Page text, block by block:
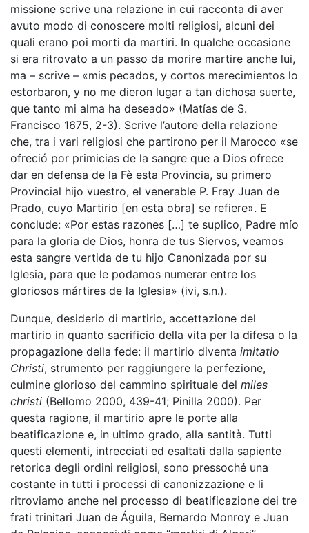
missione scrive una relazione in cui racconta di aver
avuto modo di conoscere molti religiosi, alcuni dei
quali erano poi morti da martiri. In qualche occasione
si era ritrovato a un passo da morire martire anche lui,
ma – scrive – «mis pecados, y cortos merecimientos lo
estorbaron, y no me dieron lugar a tan dichosa suerte,
que tanto mi alma ha deseado» (Matías de S.
Francisco 1675, 2-3). Scrive l’autore della relazione
che, tra i vari religiosi che partirono per il Marocco «se
ofreció por primicias de la sangre que a Dios ofrece
dar en defensa de la Fè esta Provincia, su primero
Provincial hijo vuestro, el venerable P. Fray Juan de
Prado, cuyo Martirio [en esta obra] se refiere». E
conclude: «Por estas razones […] te suplico, Padre mío
para la gloria de Dios, honra de tus Siervos, veamos
esta sangre vertida de tu hijo Canonizada por su
Iglesia, para que le podamos numerar entre los
gloriosos mártires de la Iglesia» (ivi, s.n.).
Dunque, desiderio di martirio, accettazione del
martirio in quanto sacrificio della vita per la difesa o la
propagazione della fede: il martirio diventa imitatio
Christi, strumento per raggiungere la perfezione,
culmine glorioso del cammino spirituale del miles
christi (Bellomo 2000, 439-41; Pinilla 2000). Per
questa ragione, il martirio apre le porte alla
beatificazione e, in ultimo grado, alla santità. Tutti
questi elementi, intrecciati ed esaltati dalla sapiente
retorica degli ordini religiosi, sono pressoché una
costante in tutti i processi di canonizzazione e li
ritroviamo anche nel processo di beatificazione dei tre
frati trinitari Juan de Águila, Bernardo Monroy e Juan